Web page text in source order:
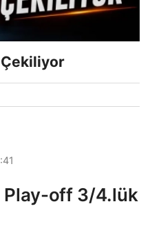
Play-off 3/4.lük